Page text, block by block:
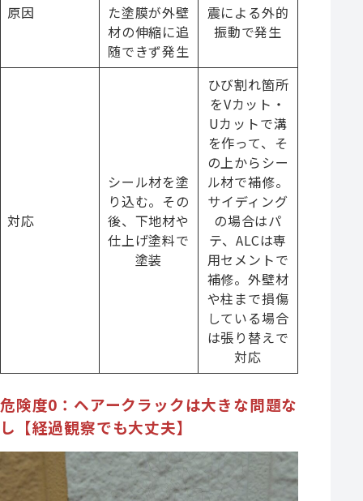
原因
た塗膜が外壁
材の伸縮に追
随できず発生
震による外的
振動で発生
対応
シール材を塗
り込む。その
後、下地材や
仕上げ塗料で
塗装
ひび割れ箇所
をVカット・
Uカットで溝
を作って、そ
の上からシー
ル材で補修。
サイディング
の場合はパ
テ、ALCは専
用セメントで
補修。外壁材
や柱まで損傷
している場合
は張り替えで
対応
危険度0：ヘアークラックは大きな問題な
し【経過観察でも大丈夫】